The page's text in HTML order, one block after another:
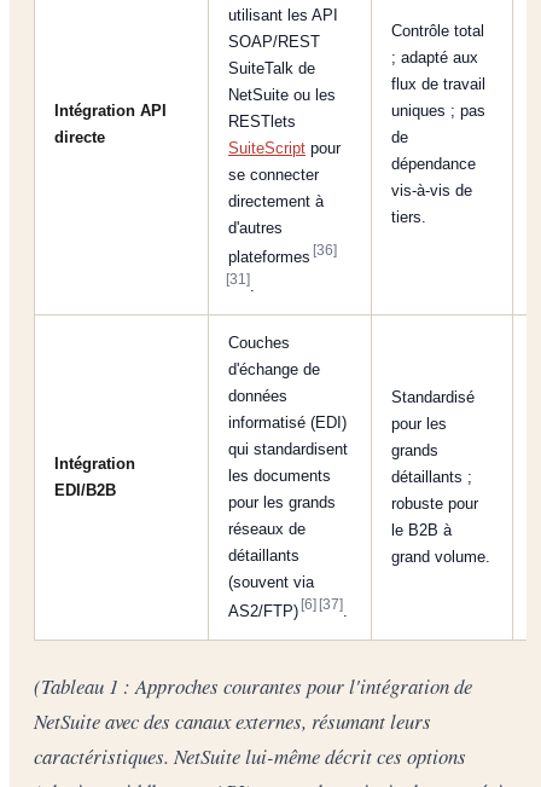
Intégration API
directe
utilisant les API
SOAP/REST
SuiteTalk de
NetSuite ou les
RESTlets
SuiteScript pour
se connecter
directement à
d'autres
plateformes[36]
[31]
Contrôle total
; adapté aux
flux de travail
uniques ; pas
de
dépendance
vis-à-vis de
tiers.
Intégration
EDI/B2B
Couches
d'échange de
données
informatisé (EDI)
qui standardisent
les documents
pour les grands
réseaux de
détaillants
(souvent via
AS2/FTP)[6] [37]
Standardisé
pour les
grands
détaillants ;
robuste pour
le B2B à
grand volume.
(Tableau 1 : Approches courantes pour l'intégration de
NetSuite avec des canaux externes, résumant leurs
caractéristiques. NetSuite lui-même décrit ces options